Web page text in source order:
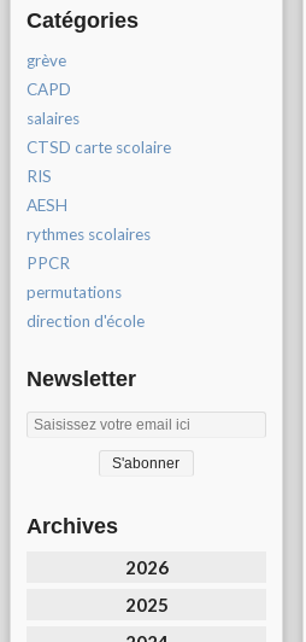
Catégories
grève
CAPD
salaires
CTSD carte scolaire
RIS
AESH
rythmes scolaires
PPCR
permutations
direction d'école
Newsletter
Archives
2026
2025